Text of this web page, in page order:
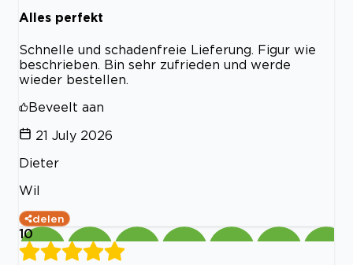
Alles perfekt
Schnelle und schadenfreie Lieferung. Figur wie
beschrieben. Bin sehr zufrieden und werde
wieder bestellen.
Beveelt aan
21 July 2026
Dieter
Wil
delen
10